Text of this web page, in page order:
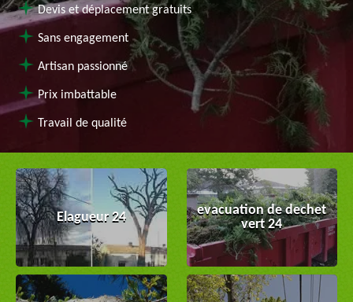
Devis et déplacement gratuits
Sans engagement
Artisan passionné
Prix imbattable
Travail de qualité
Elagueur 24
evacuation de dechet
vert 24